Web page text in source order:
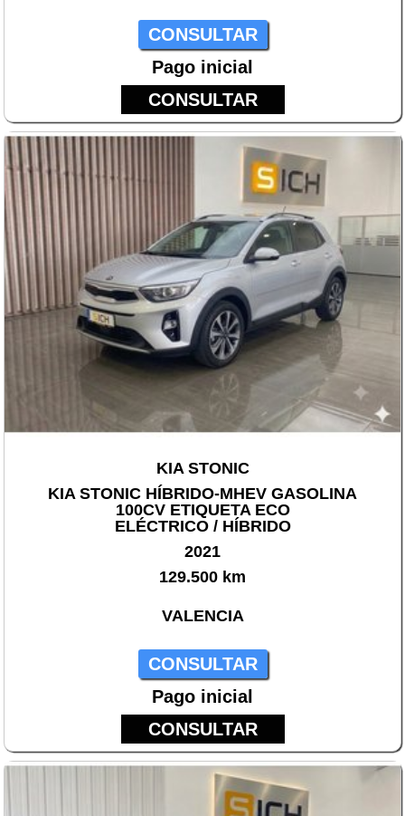
CONSULTAR
Pago inicial
CONSULTAR
KIA STONIC
KIA STONIC HÍBRIDO-MHEV GASOLINA
100CV ETIQUETA ECO
ELÉCTRICO / HÍBRIDO
2021
129.500 km
VALENCIA
CONSULTAR
Pago inicial
CONSULTAR